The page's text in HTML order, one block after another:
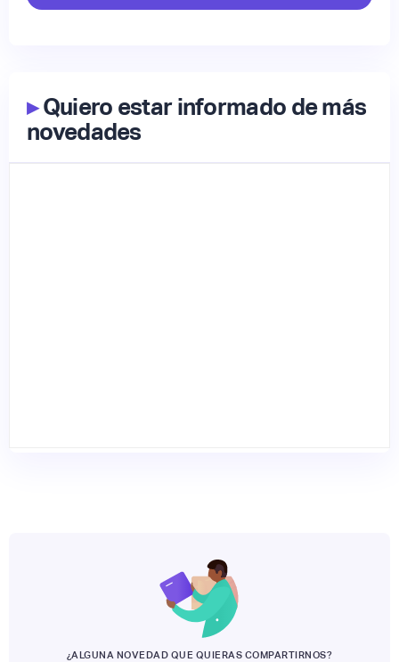
▸Quiero estar informado de más
novedades
¿ALGUNA NOVEDAD QUE QUIERAS COMPARTIRNOS?